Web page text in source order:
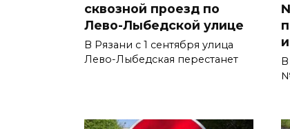
сквозной проезд по
Лево-Лыбедской улице
В Рязани с 1 сентября улица
Лево-Лыбедская перестанет